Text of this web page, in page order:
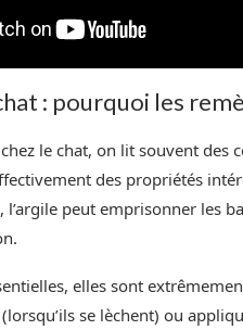
: pourquoi les
le chat, on lit souvent des
des propriétés
l’argile peut emprisonner les
elles sont
se lèchent) ou